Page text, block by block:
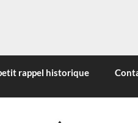
VILAINE
rappel historique